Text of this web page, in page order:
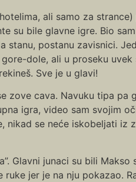
ali samo za
su bile glavne igre. Bio
postanu zavisnici.
dole, ali u proseku
Sve je u glavi!
cava. Navuku tipa pa
igra, video sam svojim
se neće iskobeljati iz
Glavni junaci su bili
jer je na nju pokazao.